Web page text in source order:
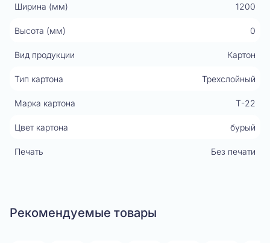
Ширина (мм) 1200
Высота (мм) 0
Вид продукции Картон
Тип картона Трехслойный
Марка картона Т-22
Цвет картона бурый
Печать Без печати
Рекомендуемые товары